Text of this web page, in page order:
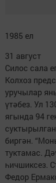
1985 ел
31 август
Силос сала
Колхоз
уручылар
үтәбез. Ул
ягында 94
биргән.
туктамас.
һичшиксез.
Федор